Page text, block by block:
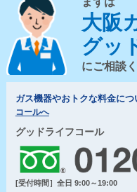
大阪
グッ
にご相談
ガス機器やおトクな料金に
コールへ
グッドライフコール
[受付時間］全日 9:00～19:00